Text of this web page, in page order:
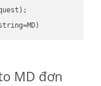
MD đơn